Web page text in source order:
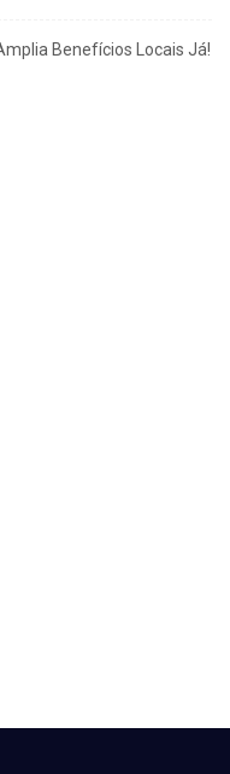
Benefícios Locais Já!